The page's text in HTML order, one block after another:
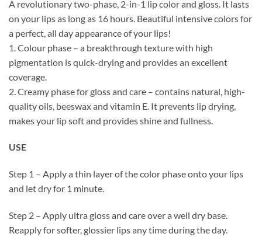
A revolutionary two-phase, 2-in-1 lip color and gloss. It lasts
on your lips as long as 16 hours. Beautiful intensive colors for
a perfect, all day appearance of your lips!
1. Colour phase – a breakthrough texture with high
pigmentation is quick-drying and provides an excellent
coverage.
2. Creamy phase for gloss and care – contains natural, high-
quality oils, beeswax and vitamin E. It prevents lip drying,
makes your lip soft and provides shine and fullness.
USE
Step 1 – Apply a thin layer of the color phase onto your lips
and let dry for 1 minute.
Step 2 – Apply ultra gloss and care over a well dry base.
Reapply for softer, glossier lips any time during the day.